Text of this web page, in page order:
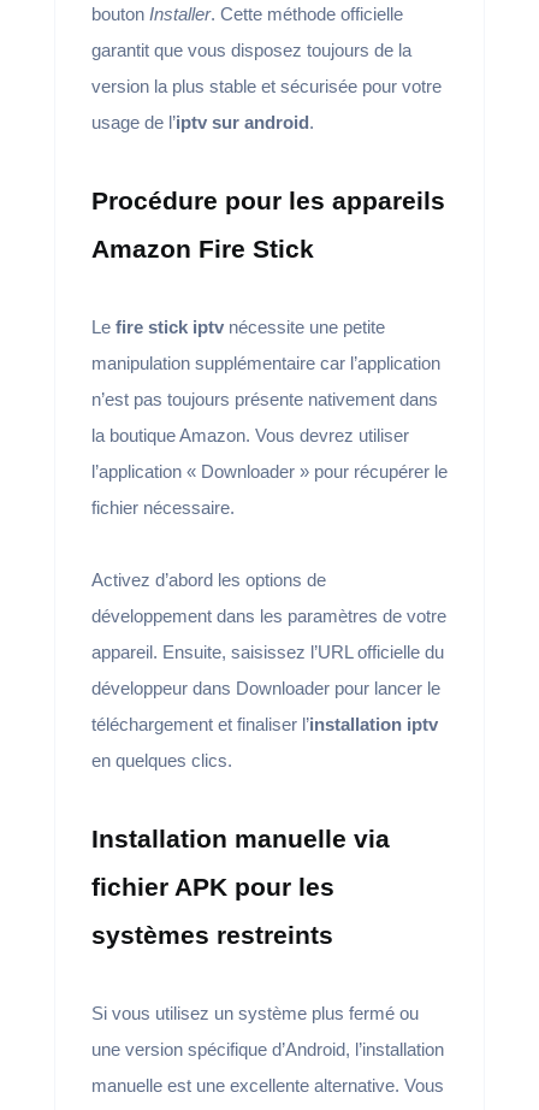
bouton Installer. Cette méthode officielle
garantit que vous disposez toujours de la
version la plus stable et sécurisée pour votre
usage de l’iptv sur android.
Procédure pour les appareils
Amazon Fire Stick
Le fire stick iptvnécessite une petite
manipulation supplémentaire car l’application
n’est pas toujours présente nativement dans
la boutique Amazon. Vous devrez utiliser
l’application « Downloader » pour récupérer le
fichier nécessaire.
Activez d’abord les options de
développement dans les paramètres de votre
appareil. Ensuite, saisissez l’URL officielle du
développeur dans Downloader pour lancer le
téléchargement et finaliser l’installation iptv
en quelques clics.
Installation manuelle via
fichier APK pour les
systèmes restreints
Si vous utilisez un système plus fermé ou
une version spécifique d’Android, l’installation
manuelle est une excellente alternative. Vous